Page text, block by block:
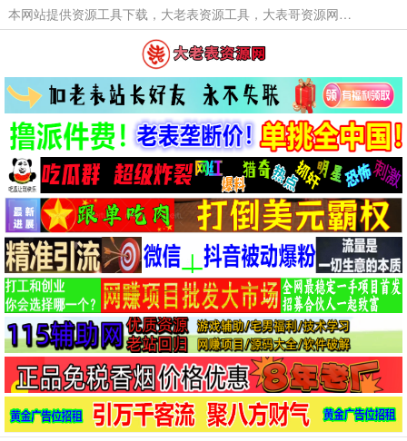
本网站提供资源工具下载，大老表资源工具，大表哥资源网软件工具，大老表资源下载，活动线报福利资源分享,活动线报，大型网游经典游戏，网络热门技术游戏辅助交流与分享。